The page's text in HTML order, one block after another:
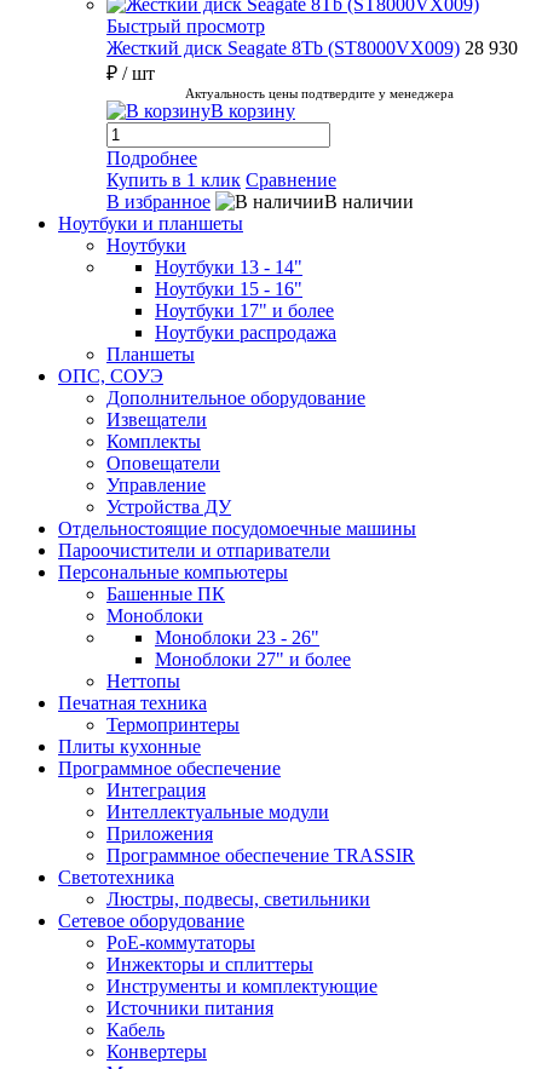
Быстрый просмотр
Жесткий диск Seagate 8Tb (ST8000VX009) 28 930
₽ / шт
Актуальность цены подтвердите у менеджера
В корзину
Подробнее
Купить в 1 клик Сравнение
В избранное
В наличии
Ноутбуки и планшеты
Ноутбуки
Ноутбуки 13 - 14"
Ноутбуки 15 - 16"
Ноутбуки 17" и более
Ноутбуки распродажа
Планшеты
ОПС, СОУЭ
Дополнительное оборудование
Извещатели
Комплекты
Оповещатели
Управление
Устройства ДУ
Отдельностоящие посудомоечные машины
Пароочистители и отпариватели
Персональные компьютеры
Башенные ПК
Моноблоки
Моноблоки 23 - 26"
Моноблоки 27" и более
Неттопы
Печатная техника
Термопринтеры
Плиты кухонные
Программное обеспечение
Интеграция
Интеллектуальные модули
Приложения
Программное обеспечение TRASSIR
Светотехника
Люстры, подвесы, светильники
Сетевое оборудование
PoE-коммутаторы
Инжекторы и сплиттеры
Инструменты и комплектующие
Источники питания
Кабель
Конвертеры